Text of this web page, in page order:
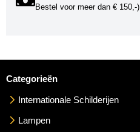
Bestel voor meer dan € 150,-)
Categorieën
Internationale Schilderijen
Lampen